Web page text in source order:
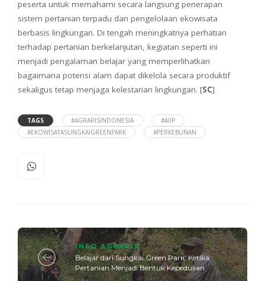
peserta untuk memahami secara langsung penerapan
sistem pertanian terpadu dan pengelolaan ekowisata
berbasis lingkungan. Di tengah meningkatnya perhatian
terhadap pertanian berkelanjutan, kegiatan seperti ini
menjadi pengalaman belajar yang memperlihatkan
bagaimana potensi alam dapat dikelola secara produktif
sekaligus tetap menjaga kelestarian lingkungan. [SC]
TAGS #AGRARISINDONESIA
#AIIP
#EKOWISATASUNGKAIGREENPARK
#PERKEBUNAN
INFO AGRARIS
Belajar dari Sungkai Green Park: Ketika
Pertanian Menjadi Bentuk Kepedulian